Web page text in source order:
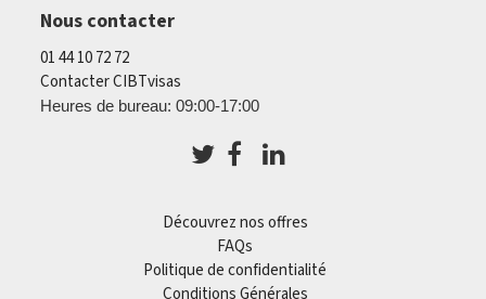
Nous contacter
01 44 10 72 72
Contacter CIBTvisas
Heures de bureau: 09:00-17:00
Découvrez nos offres
FAQs
Politique de confidentialité
Conditions Générales